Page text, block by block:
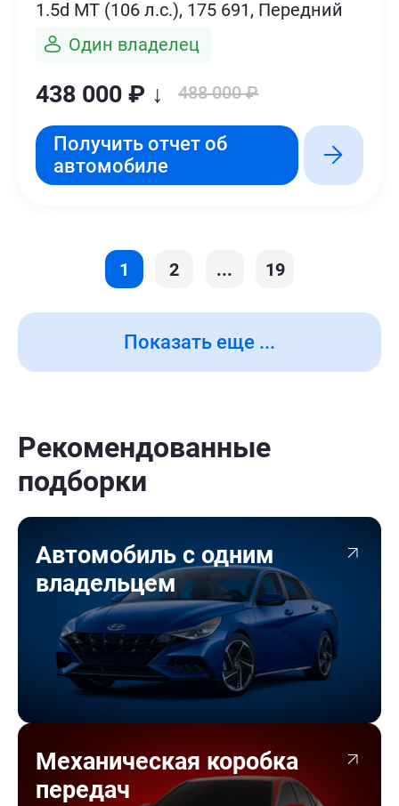
1.5d MT (106 л.с.), 175 691, Передний
Один владелец
438 000 ₽ ↓ 488 000 ₽
Получить отчет об
автомобиле
Показать еще ...
1 2 ... 19
Рекомендованные
подборки
Автомобиль с одним
владельцем
Механическая коробка
передач